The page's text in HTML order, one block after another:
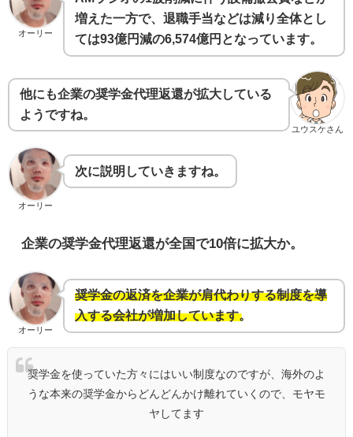
オーリー
増えた一方で、退職手当などは減り全体とし
ては93億円減の6,574億円となっています。
ユウスケさん
他にも企業の奨学金代理返還が拡大している
ようですね。
オーリー
次に説明していきますね。
企業の奨学金代理返還が全国で10倍に拡大か。
オーリー
奨学金の返済を企業が肩代わりする制度を導
入する会社が増加しています。
奨学金を使っていた方々にはいい制度なのですが、海外のよ
うな本来の奨学金からどんどんかけ離れていくので、モヤモ
ヤしてます